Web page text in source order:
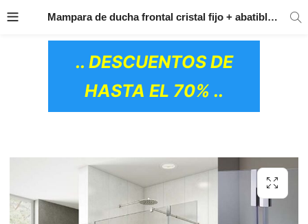
PRODUCTOS
.. DESCUENTOS DE
HASTA EL 70% ..
Mampara de ducha frontal cristal fijo + abatible Screen 35 Bisagra 180º GME